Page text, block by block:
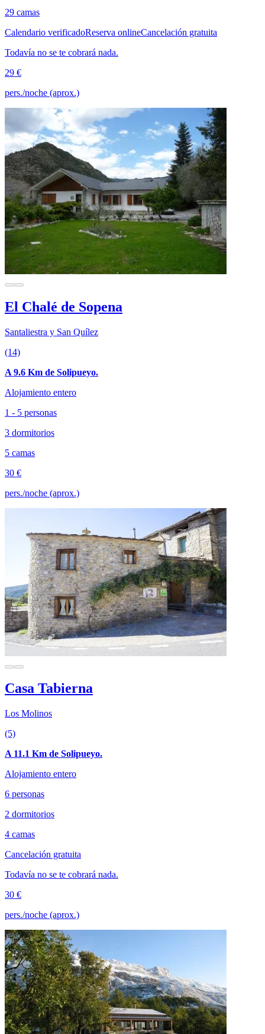
29 camas
Calendario verificadoReserva onlineCancelación gratuita
Todavía no se te cobrará nada.
29 €
pers./noche (aprox.)
El Chalé de Sopena
Santaliestra y San Quílez
(14)
A 9.6 Km de Solipueyo.
Alojamiento entero
1 - 5 personas
3 dormitorios
5 camas
30 €
pers./noche (aprox.)
Casa Tabierna
Los Molinos
(5)
A 11.1 Km de Solipueyo.
Alojamiento entero
6 personas
2 dormitorios
4 camas
Cancelación gratuita
Todavía no se te cobrará nada.
30 €
pers./noche (aprox.)